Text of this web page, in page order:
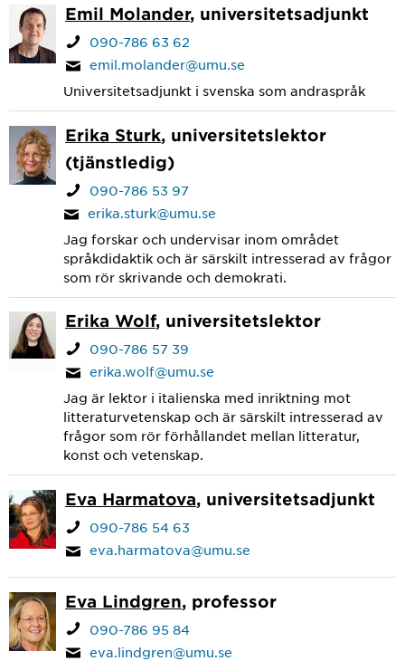
Emil Molander, universitetsadjunkt
090-786 63 62
emil.molander@umu.se
Universitetsadjunkt i svenska som andraspråk
Erika Sturk, universitetslektor
(tjänstledig)
090-786 53 97
erika.sturk@umu.se
Jag forskar och undervisar inom området
språkdidaktik och är särskilt intresserad av frågor
som rör skrivande och demokrati.
Erika Wolf, universitetslektor
090-786 57 39
erika.wolf@umu.se
Jag är lektor i italienska med inriktning mot
litteraturvetenskap och är särskilt intresserad av
frågor som rör förhållandet mellan litteratur,
konst och vetenskap.
Eva Harmatova, universitetsadjunkt
090-786 54 63
eva.harmatova@umu.se
Eva Lindgren, professor
090-786 95 84
eva.lindgren@umu.se